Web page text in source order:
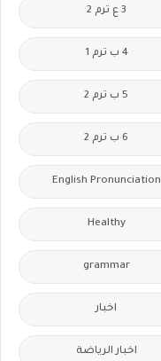
3 ع ترم 2
4 ب ترم 1
5 ب ترم 2
6 ب ترم 2
English Pronunciation
Healthy
grammar
اخبار
اخبار الرياضة